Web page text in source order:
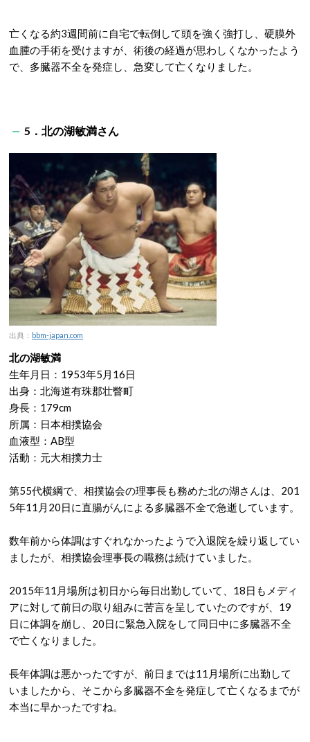
亡くなる約3週間前に自宅で転倒して頭を強く強打し、硬膜外
血腫の手術を受けますが、術後の経過が思わしくなかったよう
で、多臓器不全を発症し、急変して亡くなりました。
5．北の湖敏満さん
出典： bbm-japan.com
北の湖敏満
生年月日：1953年5月16日
出身：北海道有珠郡壮瞥町
身長：179cm
所属：日本相撲協会
血液型：AB型
活動：元大相撲力士
第55代横綱で、相撲協会の理事長も務めた北の湖さんは、201
5年11月20日に直腸がんによる多臓器不全で急逝しています。
数年前から体調はすぐれなかったようで入退院を繰り返してい
ましたが、相撲協会理事長の職務は続けていました。
2015年11月場所は初日から毎日出勤していて、18日もメディ
アに対して前日の取り組みに苦言を呈していたのですが、19
日に体調を崩し、20日に緊急入院をして同日中に多臓器不全
で亡くなりました。
長年体調は悪かったですが、前日までは11月場所に出勤して
いましたから、そこから多臓器不全を発症して亡くなるまでが
本当に早かったですね。